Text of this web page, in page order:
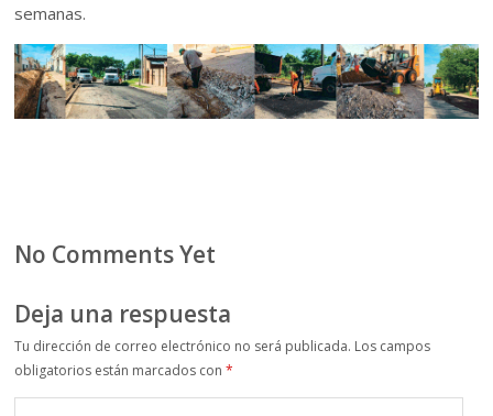
semanas.
No Comments Yet
Deja una respuesta
Tu dirección de correo electrónico no será publicada. Los campos
obligatorios están marcados con*